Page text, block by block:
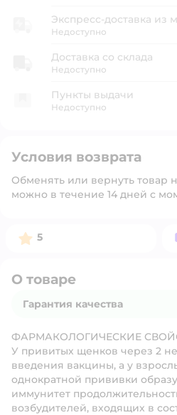
Экспресс-доставка из
Недоступно
Доставка со склада
Недоступно
Пункты выдачи
Недоступно
Условия возврата
Обменять или вернуть товар
можно в течение 14 дней с
Рейтинг:
5
О товаре
Гарантия качества
ФАРМАКОЛОГИЧЕСКИЕ
У привитых щенков через 2
введения вакцины, а у
однократной прививки
иммунитет
возбудителей, входящих в